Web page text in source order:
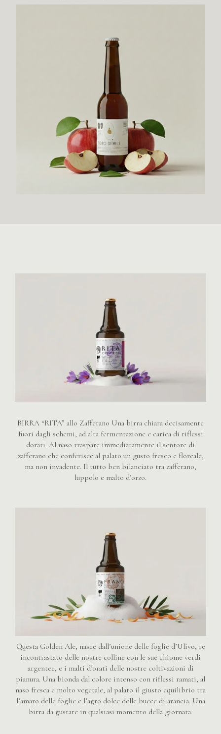
BIRRA “RITA” allo Zafferano Una birra chiara decisamente
fuori dagli schemi, ad alta fermentazione e carica di riflessi
dorati. Al naso traspare immediatamente il sentore di
zafferano che conferisce al palato un gusto fresco e floreale,
ma non invadente. Il tutto ben bilanciato tra zafferano,
luppolo e malto d’orzo.
Questa Golden Ale, nasce dall’unione delle foglie d’Ulivo, re
incontrastato delle nostre colline con le sue chiome verdi
argentee, e i malti d’orati delle nostre coltivazioni di
pianura. Una bionda dal colore intenso con riflessi ramati, al
naso fresca e molto vegetale, al palato il giusto equilibrio tra
l’amaro delle foglie e l’agro dolce delle bucce di arancia. Una
birra da gustare in qualsiasi momento della giornata.